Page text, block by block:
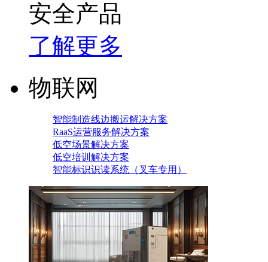
安全产品
了解更多
物联网
智能制造线边搬运解决方案
RaaS运营服务解决方案
低空场景解决方案
低空培训解决方案
智能标识识读系统（叉车专用）